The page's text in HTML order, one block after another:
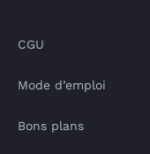
CGU
Mode d’emploi
Bons plans